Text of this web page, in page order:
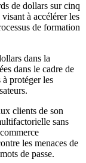
de dollars sur cinq
à accélérer les
de formation
dans la
dans le cadre de
à protéger les
clients de son
sans
les menaces de
de passe.